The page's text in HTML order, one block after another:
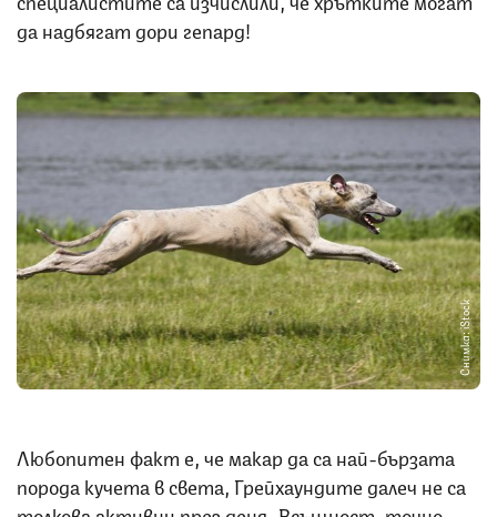
да надбягат дори гепард!
Снимка: iStock
Любопитен факт е, че макар да са най-бързата
порода кучета в света, Грейхаундите далеч не са